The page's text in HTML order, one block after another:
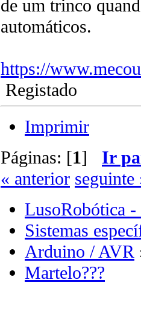
de um trinco
automáticos.
https://
Registado
Imprimir
Páginas: [1] Ir
« anterior seguinte
LusoRobótica -
Sistemas
Arduino / AVR
Martelo???